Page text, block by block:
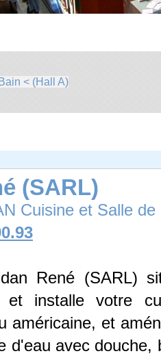
< (Hall A)
(SARL)
Cuisine et Salle de
René (SARL)
et installe votre
américaine, et
d'eau avec douche,